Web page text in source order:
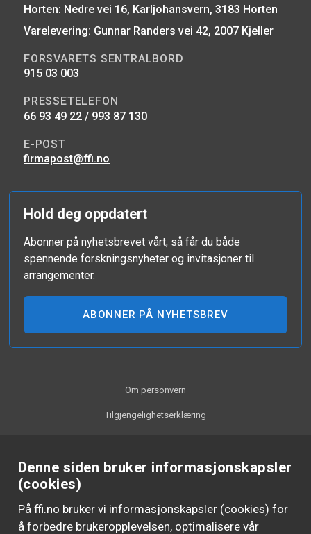
Denne siden bruker informasjonskapsler
(cookies)
På ffi.no bruker vi informasjonskapsler (cookies) for
å forbedre brukeropplevelsen, optimalisere vår
Horten: Nedre vei 16, Karljohansvern, 3183 Horten
Varelevering: Gunnar Randers vei 42, 2007 Kjeller
FORSVARETS SENTRALBORD
915 03 003
PRESSETELEFON
66 93 49 22 / 993 87 130
E-POST
firmapost@ffi.no
Hold deg oppdatert
Abonner på nyhetsbrevet vårt, så får du både
spennende forskningsnyheter og invitasjoner til
arrangementer.
ABONNER PÅ NYHETSBREV
Om personvern
Tilgjengelighetserklæring